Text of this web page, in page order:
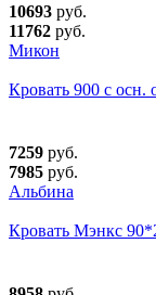
10693 руб.
11762 руб.
Микон
Кровать 900 с осн.
7259 руб.
7985 руб.
Альбина
Кровать Мэнкс